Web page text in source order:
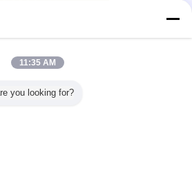
den besten Preis für
11:35 AM
you looking for?